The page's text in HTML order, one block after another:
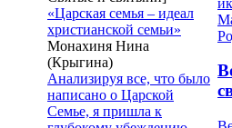
«Царская семья – идеал
христианской семьи»
Монахиня Нина
(Крыгина)
Анализируя все, что было
написано о Царской
Семье, я пришла к